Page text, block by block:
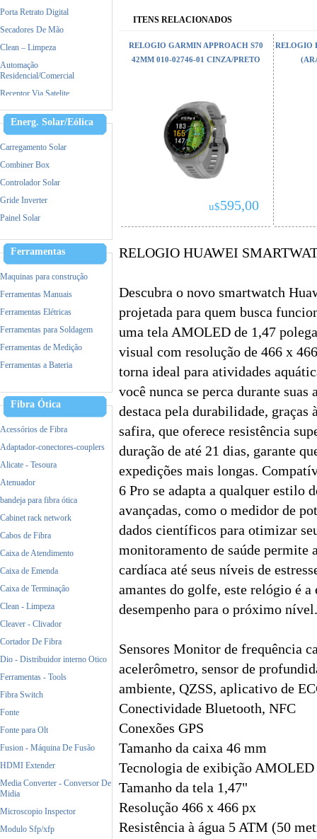
Porta Retrato Digital
Secadores De Mão
Clean – Limpeza
Automação
Residencial/Comercial
Receptor Via Satelite
Ar Condicionado
Triturador De Papel
Accessorios
Energ. Solar/Eólica
Carregamento Solar
Combiner Box
Controlador Solar
Gride Inverter
Painel Solar
Ferramentas
Maquinas para construção
Ferramentas Manuais
Ferramentas Elétricas
Ferramentas para Soldagem
Ferramentas de Medição
Ferramentas a Bateria
Equipamento de Proteção (EPI)
Incêndio
Fibra Ótica
Acessórios de Fibra
Adaptador-conectores-couplers
Alicate - Tesoura
Atenuador
bandeja para fibra ótica
Cabinet rack network
Cabos de Fibra
Caixa de Atendimento
Caixa de Emenda
Caixa de Terminaçâo
Clean - Limpeza
Cleaver - Clivador
Cortador De Fibra
Dio - Distribuidor interno Otico
Ferramentas - Tools
Fibra Switch
Fonte
Fonte para Olt
Fusion - Máquina De Fusão
HDMI Extender
Media Converter - Conversor De
Midia
Microscopio Inspector
Modulo Sfp/xfp
ITENS RELACIONADOS
RELOGIO GARMIN APPROACH S70
42MM 010-02746-01 CINZA/PRETO
u$595,00
RELOGIO
RELOGIO HUAWEI
Descubra o novo smartwatch
projetada para quem busca
uma tela AMOLED de 1,47
visual com resolução de 466 x
torna ideal para atividades
você nunca se perca durante
destaca pela durabilidade,
safira, que oferece resistência
duração de até 21 dias, garante
expedições mais longas.
6 Pro se adapta a qualquer estilo
avançadas, como o medidor de
dados científicos para otimizar
monitoramento de saúde permite
cardíaca até seus níveis de
amantes do golfe, este relógio é
desempenho para o próximo nível.
Sensores Monitor de frequência
acelerômetro, sensor de
ambiente, QZSS, aplicativo de
Conectividade Bluetooth, NFC
Conexões GPS
Tamanho da caixa 46 mm
Tecnologia de exibição AMOLED
Tamanho da tela 1,47"
Resolução 466 x 466 px
Resistência à água 5 ATM (50